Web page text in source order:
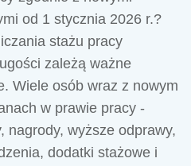
od 1 stycznia 2026 r.?
stażu pracy
zależą ważne
Wiele osób wraz z nowym
w prawie pracy -
nagrody, wyższe odprawy,
dodatki stażowe i